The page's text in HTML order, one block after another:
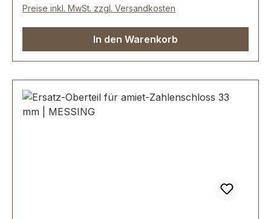
Preise inkl. MwSt. zzgl. Versandkosten
In den Warenkorb